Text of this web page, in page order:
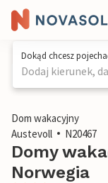
Dokąd chcesz
Dodaj kierunek,
1 / 20
Dom wakacyjny
Austevoll
N20467
Domy
Norwegia